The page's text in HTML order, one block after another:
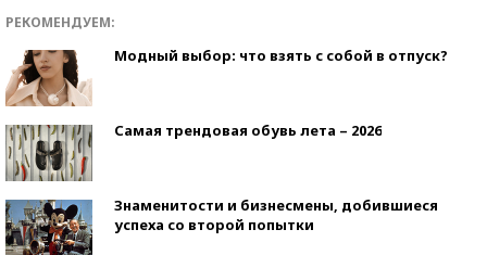
РЕКОМЕНДУЕМ:
Модный выбор: что взять с собой в отпуск?
Самая трендовая обувь лета – 2026
Знаменитости и бизнесмены, добившиеся
успеха со второй попытки